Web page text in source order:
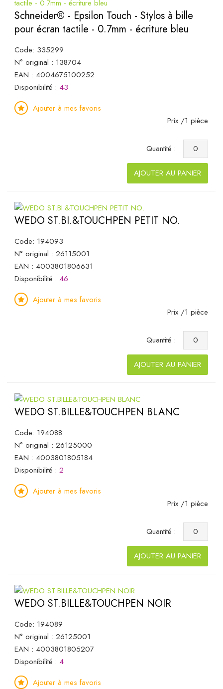
Schneider® - Epsilon Touch - Stylos à bille
pour écran tactile - 0.7mm - écriture bleu
Code: 335299
N° original : 138704
EAN : 4004675100252
Disponibilité : 43
Ajouter à mes favoris
Prix /1 pièce
Quantité :
AJOUTER AU PANIER
WEDO ST.BI.&TOUCHPEN PETIT NO.
Code: 194093
N° original : 26115001
EAN : 4003801806631
Disponibilité : 46
Ajouter à mes favoris
Prix /1 pièce
Quantité :
AJOUTER AU PANIER
WEDO ST.BILLE&TOUCHPEN BLANC
Code: 194088
N° original : 26125000
EAN : 4003801805184
Disponibilité : 2
Ajouter à mes favoris
Prix /1 pièce
Quantité :
AJOUTER AU PANIER
WEDO ST.BILLE&TOUCHPEN NOIR
Code: 194089
N° original : 26125001
EAN : 4003801805207
Disponibilité : 4
Ajouter à mes favoris